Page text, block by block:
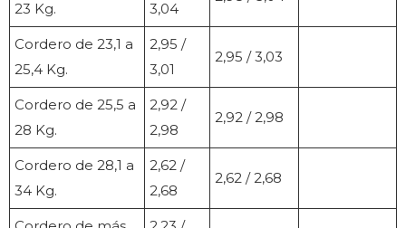
23 Kg.
3,04
Cordero de 23,1 a
25,4 Kg.
2,95 /
3,01
2,95 / 3,03
Cordero de 25,5 a
28 Kg.
2,92 /
2,98
2,92 / 2,98
Cordero de 28,1 a
34 Kg.
2,62 /
2,68
2,62 / 2,68